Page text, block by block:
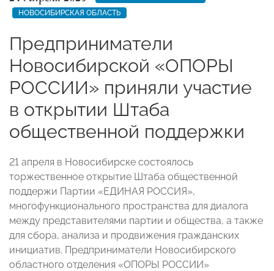
НОВОСИБИРСКАЯ ОБЛАСТЬ
Предприниматели
Новосибирской «ОПОРЫ
РОССИИ» приняли участие
в открытии Штаба
общественной поддержки
21 апреля в Новосибирске состоялось
торжественное открытие Штаба общественной
поддержи Партии «ЕДИНАЯ РОССИЯ»,
многофункционального пространства для диалога
между представителями партии и общества, а также
для сбора, анализа и продвижения гражданских
инициатив. Предприниматели Новосибирского
областного отделения «ОПОРЫ РОССИИ»